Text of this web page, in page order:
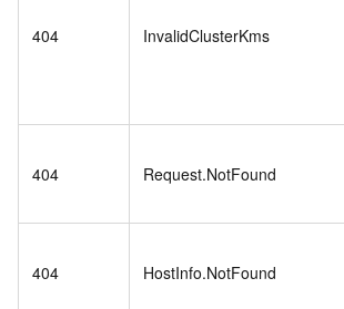
404 InvalidClusterKms
404 Request.NotFound
404 HostInfo.NotFound